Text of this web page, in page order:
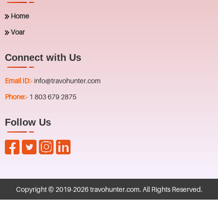
Home
Voar
Connect with Us
Email ID:- info@travohunter.com
Phone:- 1 803 679 2875
Follow Us
Copyright © 2019-2026 travohunter.com. All Rights Reserved.